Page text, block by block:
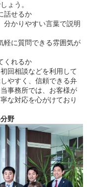
ょう。
話せるか
分かりやすい言葉で説明
軽に質問できる雰囲気が
くれるか
回相談などを利用して
やすく、信頼できる弁
事務所では、お客様が
な対応を心がけており
野